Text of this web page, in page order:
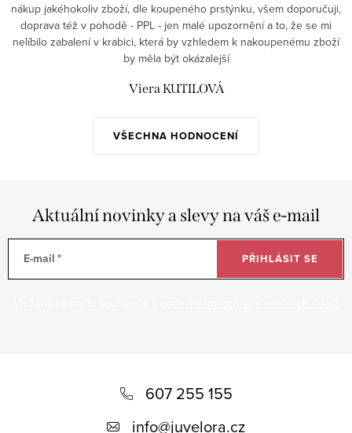
VŠECHNA HODNOCENÍ
nákup jakéhokoliv zboží, dle koupeného prstýnku, všem doporučuji,
doprava též v pohodě - PPL - jen malé upozornění a to, že se mi
nelíbilo zabalení v krabici, která by vzhledem k nakoupenému zboží
by měla být okázalejší
Viera KUTILOVÁ
Aktuální novinky a slevy na váš e-mail
E-mail PŘIHLÁSIT SE
607 255 155
info@juvelora.cz